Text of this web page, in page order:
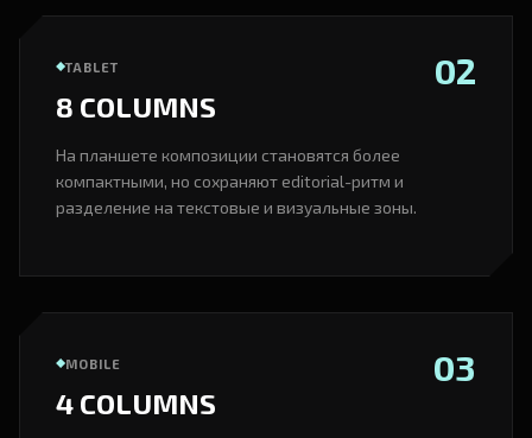
TABLET
8 COLUMNS
02
На планшете композиции становятся более
компактными, но сохраняют editorial-ритм и
разделение на текстовые и визуальные зоны.
MOBILE
4 COLUMNS
03